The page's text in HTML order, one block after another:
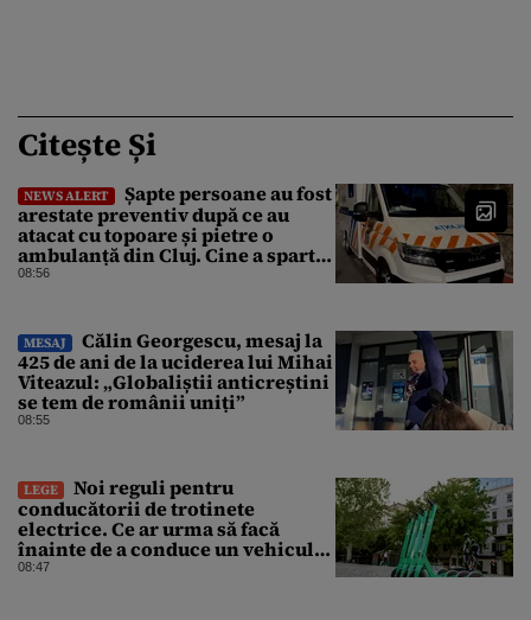
Citește Și
NEWS ALERT
Șapte persoane au fost
arestate preventiv după ce au
atacat cu topoare și pietre o
ambulanță din Cluj. Cine a spart
parbrizul și l-a rănit pe șofer
08:56
MESAJ
Călin Georgescu, mesaj la
425 de ani de la uciderea lui Mihai
Viteazul: „Globaliștii anticreștini
se tem de românii uniți”
08:55
LEGE
Noi reguli pentru
conducătorii de trotinete
electrice. Ce ar urma să facă
înainte de a conduce un vehicul
pe drumurile publice
08:47